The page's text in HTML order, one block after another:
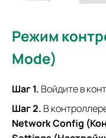
Режим
Mode)
Шаг 1. Войдите в
Шаг 2. В
Network Config